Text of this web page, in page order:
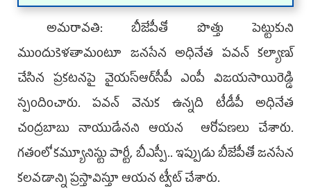
అమరావతి: బీజేపీతో పొత్తు పెట్టుకుని
ముందుకెళతామంటూ జనసేన అధినేత పవన్ కల్యాణ్
చేసిన ప్రకటనపై వైయస్‌ఆర్‌సీపీ ఎంపీ విజయసాయిరెడ్డి
స్పందించారు. పవన్ వెనుక ఉన్నది టీడీపీ అధినేత
చంద్రబాబు నాయుడేనని ఆయన ఆరోపణలు చేశారు.
గతంలో కమ్యూనిస్టు పార్టీ, బీఎస్పీ.. ఇప్పుడు బీజేపీతో జనసేన
కలవడాన్ని ప్రస్తావిస్తూ ఆయన ట్వీట్ చేశారు.